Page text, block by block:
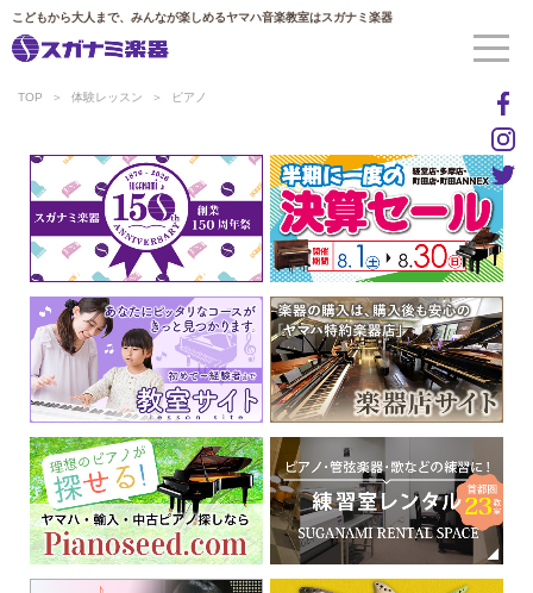
こどもから大人まで、みんなが楽しめるヤマハ音楽教室はスガナミ楽器
TOP 体験レッスン ピアノ